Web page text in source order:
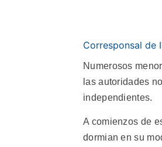
Corresponsal de
Numerosos
las autoridades
independientes.
A comienzos de
dormian en su